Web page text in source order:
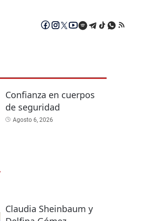
Confianza en cuerpos
de seguridad
Agosto 6, 2026
Claudia Sheinbaum y